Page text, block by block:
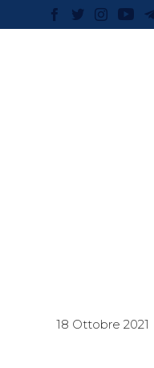
18 Ottobre 2021